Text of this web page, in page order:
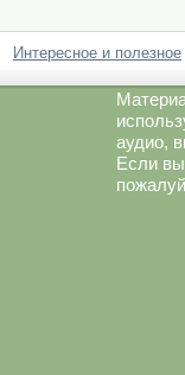
Интересное и полезное
аудио,
Если вы